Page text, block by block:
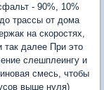
- 90%, 10%
трассы от дома
на скоростях,
так далее При это
слешплеингу и
смесь, чтобы
выше нуля)